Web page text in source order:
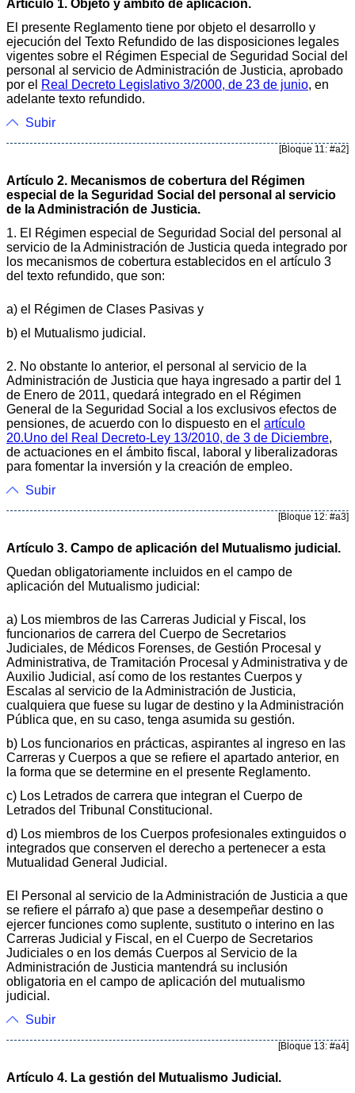
Artículo 1. Objeto y ámbito de aplicación.
El presente Reglamento tiene por objeto el desarrollo y
ejecución del Texto Refundido de las disposiciones legales
vigentes sobre el Régimen Especial de Seguridad Social del
personal al servicio de Administración de Justicia, aprobado
por el Real Decreto Legislativo 3/2000, de 23 de junio, en
adelante texto refundido.
Subir
[Bloque 11: #a2]
Artículo 2. Mecanismos de cobertura del Régimen
especial de la Seguridad Social del personal al servicio
de la Administración de Justicia.
1. El Régimen especial de Seguridad Social del personal al
servicio de la Administración de Justicia queda integrado por
los mecanismos de cobertura establecidos en el artículo 3
del texto refundido, que son:
a) el Régimen de Clases Pasivas y
b) el Mutualismo judicial.
2. No obstante lo anterior, el personal al servicio de la
Administración de Justicia que haya ingresado a partir del 1
de Enero de 2011, quedará integrado en el Régimen
General de la Seguridad Social a los exclusivos efectos de
pensiones, de acuerdo con lo dispuesto en el artículo
20.Uno del Real Decreto-Ley 13/2010, de 3 de Diciembre,
de actuaciones en el ámbito fiscal, laboral y liberalizadoras
para fomentar la inversión y la creación de empleo.
Subir
[Bloque 12: #a3]
Artículo 3. Campo de aplicación del Mutualismo judicial.
Quedan obligatoriamente incluidos en el campo de
aplicación del Mutualismo judicial:
a) Los miembros de las Carreras Judicial y Fiscal, los
funcionarios de carrera del Cuerpo de Secretarios
Judiciales, de Médicos Forenses, de Gestión Procesal y
Administrativa, de Tramitación Procesal y Administrativa y de
Auxilio Judicial, así como de los restantes Cuerpos y
Escalas al servicio de la Administración de Justicia,
cualquiera que fuese su lugar de destino y la Administración
Pública que, en su caso, tenga asumida su gestión.
b) Los funcionarios en prácticas, aspirantes al ingreso en las
Carreras y Cuerpos a que se refiere el apartado anterior, en
la forma que se determine en el presente Reglamento.
c) Los Letrados de carrera que integran el Cuerpo de
Letrados del Tribunal Constitucional.
d) Los miembros de los Cuerpos profesionales extinguidos o
integrados que conserven el derecho a pertenecer a esta
Mutualidad General Judicial.
El Personal al servicio de la Administración de Justicia a que
se refiere el párrafo a) que pase a desempeñar destino o
ejercer funciones como suplente, sustituto o interino en las
Carreras Judicial y Fiscal, en el Cuerpo de Secretarios
Judiciales o en los demás Cuerpos al Servicio de la
Administración de Justicia mantendrá su inclusión
obligatoria en el campo de aplicación del mutualismo
judicial.
Subir
[Bloque 13: #a4]
Artículo 4. La gestión del Mutualismo Judicial.